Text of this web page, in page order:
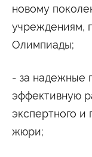
новому
учреждениям,
Олимпиады;
- за надежные
эффективную
экспертного и
жюри;